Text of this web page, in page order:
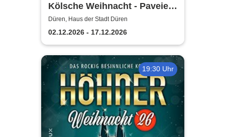
Kölsche Weihnacht - Paveier
& Freunde 2026
Düren, Haus der Stadt Düren
02.12.2026 - 17.12.2026
19:30 Uhr